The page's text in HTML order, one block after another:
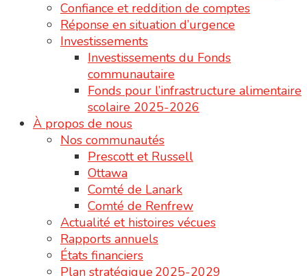
Confiance et reddition de comptes
Réponse en situation d’urgence
Investissements
Investissements du Fonds
communautaire
Fonds pour l’infrastructure alimentaire
scolaire 2025-2026
À propos de nous
Nos communautés
Prescott et Russell
Ottawa
Comté de Lanark
Comté de Renfrew
Actualité et histoires vécues
Rapports annuels
États financiers
Plan stratégique 2025-2029